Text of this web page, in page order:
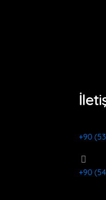
+90
+90